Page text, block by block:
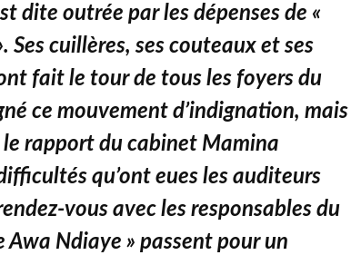
dite outrée par les dépenses de «
Ses cuillères, ses couteaux et ses
fait le tour de tous les foyers du
ce mouvement d’indignation, mais
le rapport du cabinet Mamina
qu’ont eues les auditeurs
vous avec les responsables du
Awa Ndiaye » passent pour un